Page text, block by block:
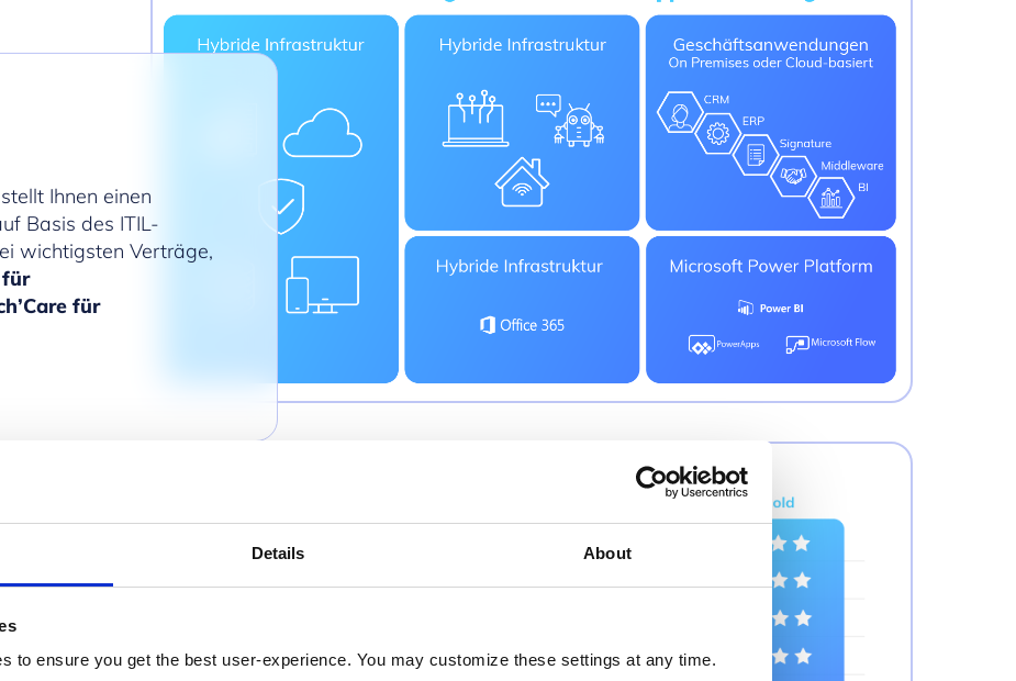
Details About
to ensure you get the best user-experience. You may customize these settings at any time.
Ihnen einen
Basis des ITIL-
wichtigsten Verträge,
für
für